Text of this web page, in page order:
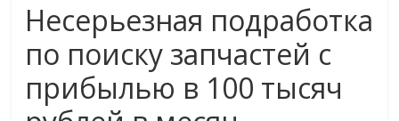
Несерьезная подработка
по поиску запчастей с
прибылью в 100 тысяч